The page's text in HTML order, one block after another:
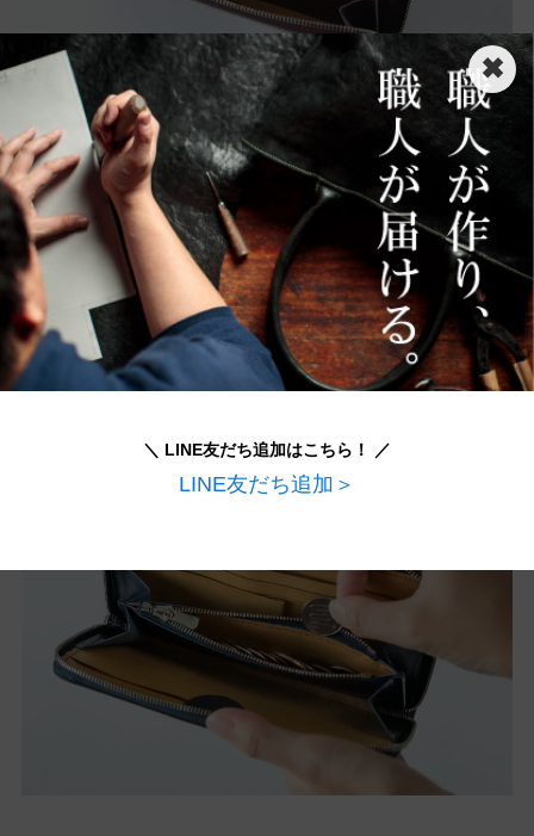
⑤ コインスペースは小さくスマートに
従来までのラウンドジップ長財布は小銭入れが深
くて全体が見えづらく、取り出しにくいものが多
かったため、改良を重ねました！小銭入れを浅く
することで無駄なスペースを削り、取り出しやす
✖
＼ LINE友だち追加はこちら！ ／
LINE友だち追加＞